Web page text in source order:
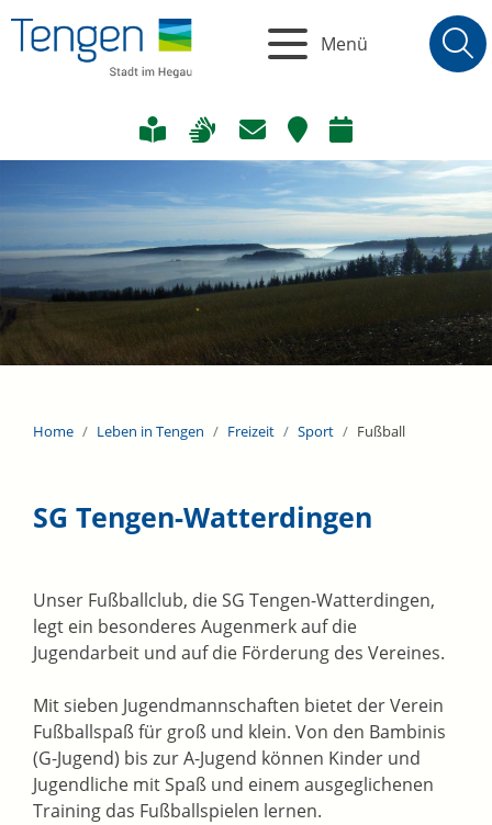
Menü
Home Leben in Tengen Freizeit Sport Fußball
SG Tengen-Watterdingen
Unser Fußballclub, die SG Tengen-Watterdingen,
legt ein besonderes Augenmerk auf die
Jugendarbeit und auf die Förderung des Vereines.
Mit sieben Jugendmannschaften bietet der Verein
Fußballspaß für groß und klein. Von den Bambinis
(G-Jugend) bis zur A-Jugend können Kinder und
Jugendliche mit Spaß und einem ausgeglichenen
Training das Fußballspielen lernen.